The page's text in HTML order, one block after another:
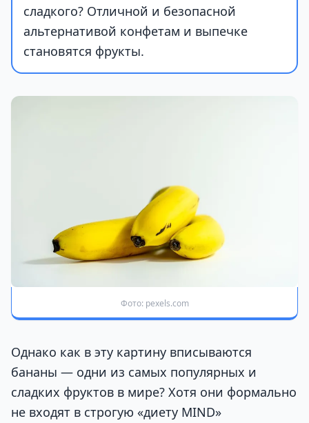
сладкого? Отличной и безопасной
альтернативой конфетам и выпечке
становятся фрукты.
Фото: pexels.com
Однако как в эту картину вписываются
бананы — одни из самых популярных и
сладких фруктов в мире? Хотя они формально
не входят в строгую «диету MIND»